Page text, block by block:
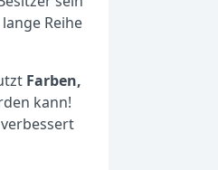
Reihe
Farben,
kann!